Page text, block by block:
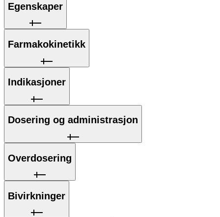
Egenskaper
Farmakokinetikk
Indikasjoner
Dosering og administrasjon
Overdosering
Bivirkninger